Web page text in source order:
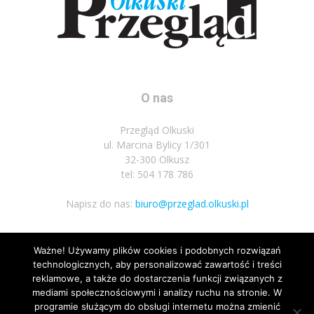
O nas
Przegląd Olkuski
ul. Marcina Bylicy 1/301
32-300 Olkusz
tel: 504 178 786
Napisz do nas: biuro@przeglad.olkuski.pl
Podążaj za nami
Ważne! Używamy plików cookies i podobnych rozwiązań
technologicznych, aby personalizować zawartość i treści
reklamowe, a także do dostarczenia funkcji związanych z
mediami społecznościowymi i analizy ruchu na stronie. W
programie służącym do obsługi internetu można zmienić